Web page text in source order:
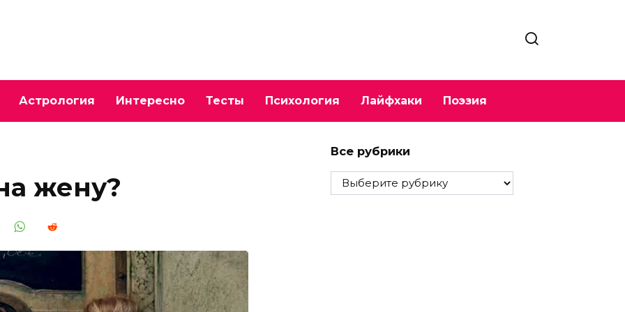
Астрология Интересно Тесты Психология Лайфхаки Поэзия
жену?
Все рубрики
Все
рубрики